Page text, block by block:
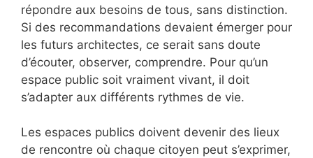
répondre aux besoins de tous, sans distinction.
Si des recommandations devaient émerger pour
les futurs architectes, ce serait sans doute
d’écouter, observer, comprendre. Pour qu’un
espace public soit vraiment vivant, il doit
s’adapter aux différents rythmes de vie.
Les espaces publics doivent devenir des lieux
de rencontre où chaque citoyen peut s’exprimer,